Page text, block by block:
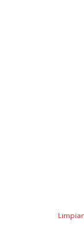
Limpiar